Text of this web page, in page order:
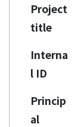
Project
title
Interna
l ID
Princip
al